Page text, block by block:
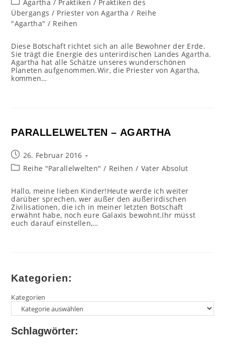
Kategorie:
Agartha / Praktiken / Praktiken des
Übergangs / Priester von Agartha / Reihe
"Agartha" / Reihen
Diese Botschaft richtet sich an alle Bewohner der Erde.
Sie trägt die Energie des unterirdischen Landes Agartha.
Agartha hat alle Schätze unseres wunderschönen
Planeten aufgenommen.Wir, die Priester von Agartha,
kommen…
PARALLELWELTEN – AGARTHA
Beitrag
veröffentlicht:
26. Februar 2016
Beitrags-
Reihe "Parallelwelten" / Reihen / Vater Absolut
Hallo, meine lieben Kinder!Heute werde ich weiter
darüber sprechen, wer außer den außerirdischen
Zivilisationen, die ich in meiner letzten Botschaft
erwähnt habe, noch eure Galaxis bewohnt.Ihr müsst
euch darauf einstellen,…
Kategorien:
Kategorien
Schlagwörter: